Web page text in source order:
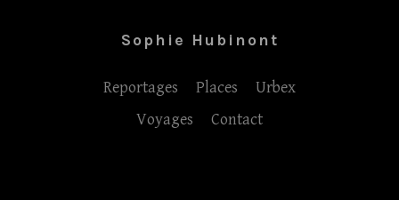
Sophie Hubinont
Reportages Places
Urbex
Voyages
Contact